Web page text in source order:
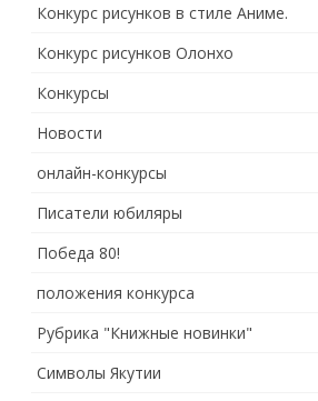
Конкурс рисунков в стиле Аниме.
Конкурс рисунков Олонхо
Конкурсы
Новости
онлайн-конкурсы
Писатели юбиляры
Победа 80!
положения конкурса
Рубрика "Книжные новинки"
Символы Якутии